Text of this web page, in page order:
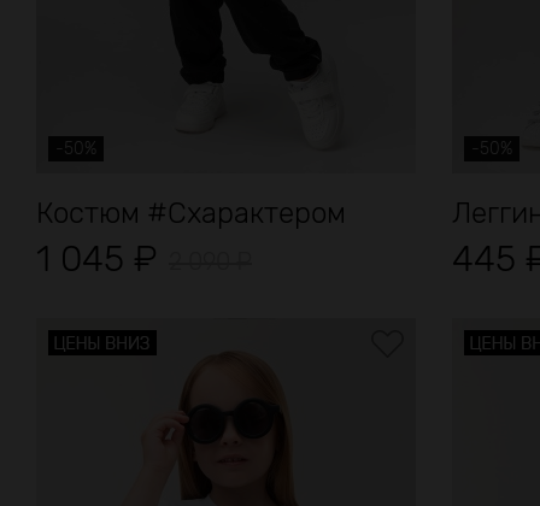
-50%
Костюм #Схарактером
1 045 ₽
-50%
445